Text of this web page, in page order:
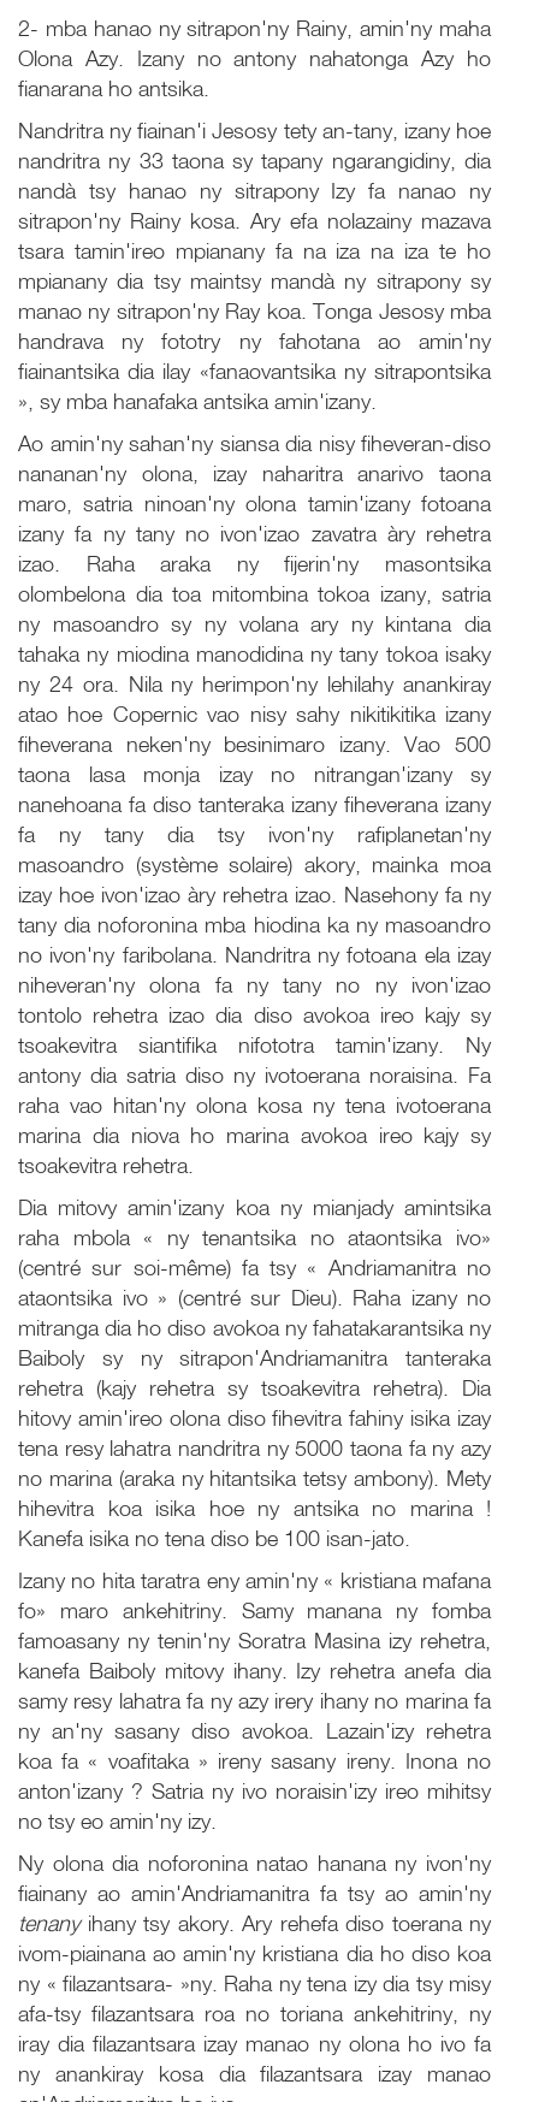
2- mba hanao ny sitrapon'ny Rainy, amin'ny maha
Olona Azy. Izany no antony nahatonga Azy ho
fianarana ho antsika.
Nandritra ny fiainan'i Jesosy tety an-tany, izany hoe
nandritra ny 33 taona sy tapany ngarangidiny, dia
nandà tsy hanao ny sitrapony Izy fa nanao ny
sitrapon'ny Rainy kosa. Ary efa nolazainy mazava
tsara tamin'ireo mpianany fa na iza na iza te ho
mpianany dia tsy maintsy mandà ny sitrapony sy
manao ny sitrapon'ny Ray koa. Tonga Jesosy mba
handrava ny fototry ny fahotana ao amin'ny
fiainantsika dia ilay «fanaovantsika ny sitrapontsika
», sy mba hanafaka antsika amin'izany.
Ao amin'ny sahan'ny siansa dia nisy fiheveran-diso
nananan'ny olona, izay naharitra anarivo taona
maro, satria ninoan'ny olona tamin'izany fotoana
izany fa ny tany no ivon'izao zavatra àry rehetra
izao. Raha araka ny fijerin'ny masontsika
olombelona dia toa mitombina tokoa izany, satria
ny masoandro sy ny volana ary ny kintana dia
tahaka ny miodina manodidina ny tany tokoa isaky
ny 24 ora. Nila ny herimpon'ny lehilahy anankiray
atao hoe Copernic vao nisy sahy nikitikitika izany
fiheverana neken'ny besinimaro izany. Vao 500
taona lasa monja izay no nitrangan'izany sy
nanehoana fa diso tanteraka izany fiheverana izany
fa ny tany dia tsy ivon'ny rafiplanetan'ny
masoandro (système solaire) akory, mainka moa
izay hoe ivon'izao àry rehetra izao. Nasehony fa ny
tany dia noforonina mba hiodina ka ny masoandro
no ivon'ny faribolana. Nandritra ny fotoana ela izay
niheveran'ny olona fa ny tany no ny ivon'izao
tontolo rehetra izao dia diso avokoa ireo kajy sy
tsoakevitra siantifika nifototra tamin'izany. Ny
antony dia satria diso ny ivotoerana noraisina. Fa
raha vao hitan'ny olona kosa ny tena ivotoerana
marina dia niova ho marina avokoa ireo kajy sy
tsoakevitra rehetra.
Dia mitovy amin'izany koa ny mianjady amintsika
raha mbola « ny tenantsika no ataontsika ivo»
(centré sur soi-même) fa tsy « Andriamanitra no
ataontsika ivo » (centré sur Dieu). Raha izany no
mitranga dia ho diso avokoa ny fahatakarantsika ny
Baiboly sy ny sitrapon'Andriamanitra tanteraka
rehetra (kajy rehetra sy tsoakevitra rehetra). Dia
hitovy amin'ireo olona diso fihevitra fahiny isika izay
tena resy lahatra nandritra ny 5000 taona fa ny azy
no marina (araka ny hitantsika tetsy ambony). Mety
hihevitra koa isika hoe ny antsika no marina !
Kanefa isika no tena diso be 100 isan-jato.
Izany no hita taratra eny amin'ny « kristiana mafana
fo» maro ankehitriny. Samy manana ny fomba
famoasany ny tenin'ny Soratra Masina izy rehetra,
kanefa Baiboly mitovy ihany. Izy rehetra anefa dia
samy resy lahatra fa ny azy irery ihany no marina fa
ny an'ny sasany diso avokoa. Lazain'izy rehetra
koa fa « voafitaka » ireny sasany ireny. Inona no
anton'izany ? Satria ny ivo noraisin'izy ireo mihitsy
no tsy eo amin'ny izy.
Ny olona dia noforonina natao hanana ny ivon'ny
fiainany ao amin'Andriamanitra fa tsy ao amin'ny
tenanyihany tsy akory. Ary rehefa diso toerana ny
ivom-piainana ao amin'ny kristiana dia ho diso koa
ny « filazantsara- »ny. Raha ny tena izy dia tsy misy
afa-tsy filazantsara roa no toriana ankehitriny, ny
iray dia filazantsara izay manao ny olona ho ivo fa
ny anankiray kosa dia filazantsara izay manao